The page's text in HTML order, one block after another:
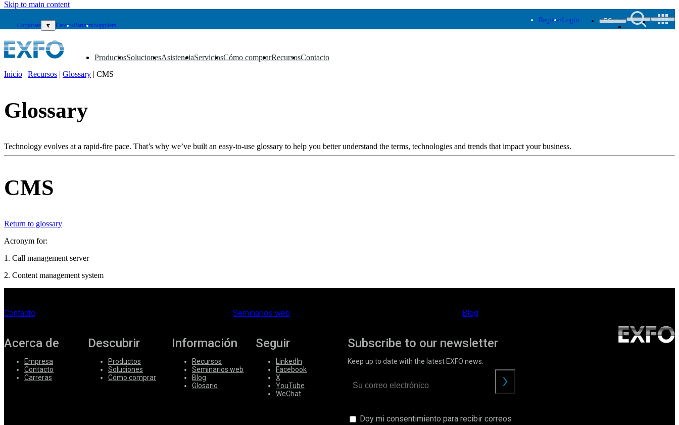
Skip to main content
Corporate ▼ CareersPartnersSuppliers
RegisterLogin ES
Productos
▼ Soluciones
▼ Asistencia
▼ Servicios
▼ Cómo comprar
▼ Recursos
▼ Contacto
▼
Productos
Soluciones
Cómo
Contacto
RegisterLogin
Corporate
Careers
Partners
Suppliers
Inicio | Recursos | Glossary | CMS
Glossary
Technology evolves at a rapid-fire pace. That’s why we’ve built an easy-to-use glossary to help you better understand the terms, technologies and trends that impact your business.
CMS
Return to glossary
Acronym for:
1. Call management server
2. Content management system
Contacto Seminarios web Blog
Acerca de
Empresa
Contacto
Carreras
Descubrir
Productos
Soluciones
Cómo comprar
Información
Recursos
Seminarios web
Blog
Glosario
Seguir
LinkedIn
Facebook
X
YouTube
WeChat
Subscribe to our newsletter
Keep up to date with the latest EXFO news.
Doy mi consentimiento para recibir correos